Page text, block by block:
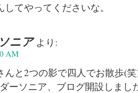
てやってくださいな。
ニア より:
AM
んと2つの影で四人でお散歩(
ーソニア、ブログ開設しまし